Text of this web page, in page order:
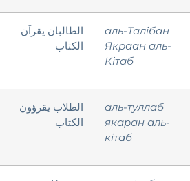
الطالبان يقرآن
الكتاب
аль-Талібан
Якраан аль-
Кітаб
الطلاب يقرؤون
الكتاب
аль-туллаб
якаран аль-
кітаб